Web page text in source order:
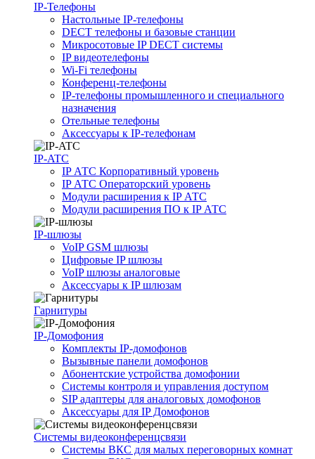
IP-Телефоны
Настольные IP-телефоны
DECT телефоны и базовые станции
Микросотовые IP DECT системы
IP видеотелефоны
Wi-Fi телефоны
Конференц-телефоны
IP-телефоны промышленного и специального
назначения
Отельные телефоны
Аксессуары к IP-телефонам
IP-ATC
IP АТС Корпоративный уровень
IP АТС Операторский уровень
Модули расширения к IP АТС
Модули расширения ПО к IP АТС
IP-шлюзы
VoIP GSM шлюзы
Цифровые IP шлюзы
VoIP шлюзы аналоговые
Аксессуары к IP шлюзам
Гарнитуры
IP-Домофония
Комплекты IP-домофонов
Вызывные панели домофонов
Абонентские устройства домофонии
Системы контроля и управления доступом
SIP адаптеры для аналоговых домофонов
Аксессуары для IP Домофонов
Системы видеоконференцсвязи
Системы ВКС для малых переговорных комнат